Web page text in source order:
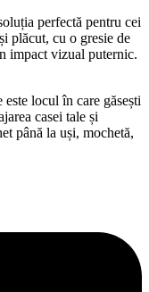
perfectă pentru cei
plăcut, cu o gresie de
impact vizual puternic.
locul în care găsești
casei tale și
până la uși, mochetă,